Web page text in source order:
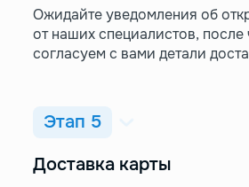
Ожидайте уведомления об
от наших специалистов, после
согласуем с вами детали
Этап 5
Доставка карты